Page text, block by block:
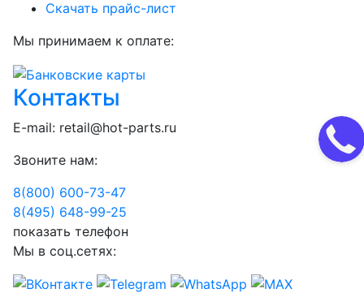
Скачать прайс-лист
Мы принимаем к оплате:
Контакты
E-mail: retail@hot-parts.ru
Звоните нам:
8(800) 600-73-47
8(495) 648-99-25
показать телефон
Мы в соц.сетях: